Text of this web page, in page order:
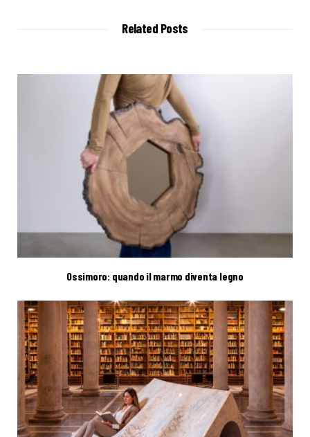
Related Posts
Ossimoro: quando il marmo diventa legno